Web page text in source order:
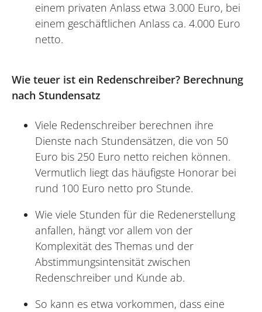
einem privaten Anlass etwa 3.000 Euro, bei
einem geschäftlichen Anlass ca. 4.000 Euro
netto.
Wie teuer ist ein Redenschreiber? Berechnung
nach Stundensatz
Viele Redenschreiber berechnen ihre
Dienste nach Stundensätzen, die von 50
Euro bis 250 Euro netto reichen können.
Vermutlich liegt das häufigste Honorar bei
rund 100 Euro netto pro Stunde.
Wie viele Stunden für die Redenerstellung
anfallen, hängt vor allem von der
Komplexität des Themas und der
Abstimmungsintensität zwischen
Redenschreiber und Kunde ab.
So kann es etwa vorkommen, dass eine